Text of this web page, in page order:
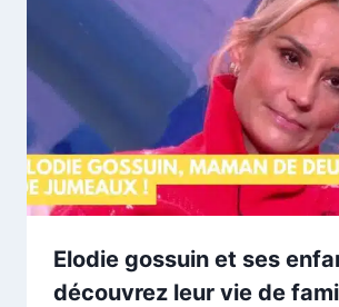
Elodie gossuin et ses
découvrez leur vie de